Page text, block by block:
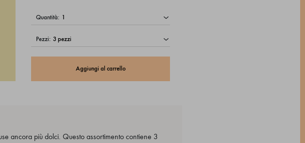
quantità:
pezzi:
Aggiungi al carrello
ancora più dolci. Questo assortimento contiene 3